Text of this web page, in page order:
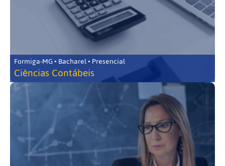
Formiga-MG • Bacharel • Presencial
Ciências Contábeis